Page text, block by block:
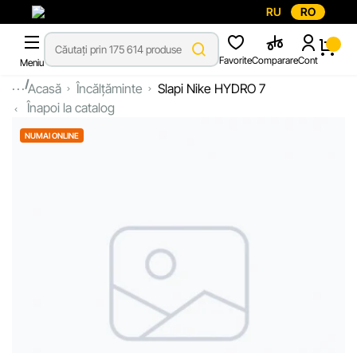
RU RO
Meniu FavoriteComparareCont
...Acasă Încălțăminte
Slapi Nike HYDRO 7
Înapoi la catalog
NUMAI ONLINE